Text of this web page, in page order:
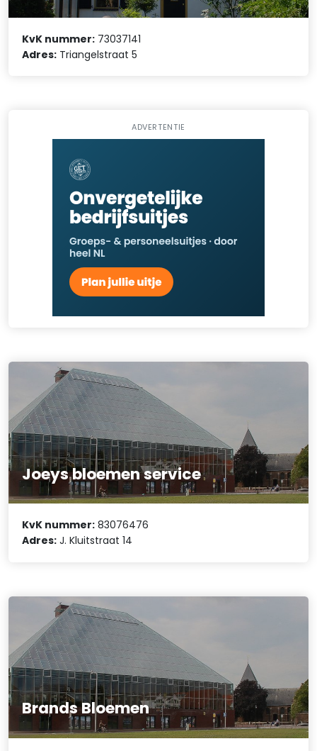
KvK nummer: 73037141
Adres: Triangelstraat 5
ADVERTENTIE
Joeys bloemen service
KvK nummer: 83076476
Adres: J. Kluitstraat 14
Brands Bloemen